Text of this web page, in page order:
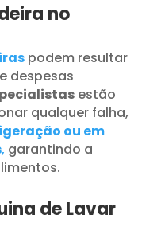
no
podem resultar
despesas
estão
qualquer falha,
ou em
, garantindo a
de Lavar